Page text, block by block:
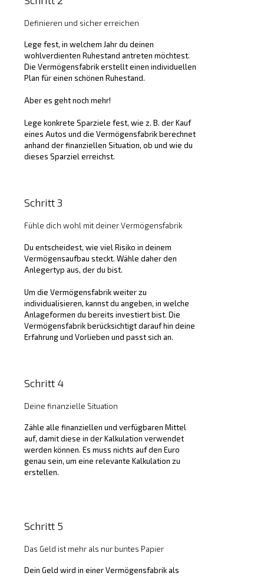
Definieren und sicher erreichen
Lege fest, in welchem Jahr du deinen
wohlverdienten Ruhestand antreten möchtest.
Die Vermögensfabrik erstellt einen individuellen
Plan für einen schönen Ruhestand.
Aber es geht noch mehr!
Lege konkrete Sparziele fest, wie z. B. der Kauf
eines Autos und die Vermögensfabrik berechnet
anhand der finanziellen Situation, ob und wie du
dieses Sparziel erreichst.
Schritt 3
Fühle dich wohl mit deiner Vermögensfabrik
Du entscheidest, wie viel Risiko in deinem
Vermögensaufbau steckt. Wähle daher den
Anlegertyp aus, der du bist.
Um die Vermögensfabrik weiter zu
individualisieren, kannst du angeben, in welche
Anlageformen du bereits investiert bist. Die
Vermögensfabrik berücksichtigt darauf hin deine
Erfahrung und Vorlieben und passt sich an.
Schritt 4
Deine finanzielle Situation
Zähle alle finanziellen und verfügbaren Mittel
auf, damit diese in der Kalkulation verwendet
werden können. Es muss nichts auf den Euro
genau sein, um eine relevante Kalkulation zu
erstellen.
Schritt 5
Das Geld ist mehr als nur buntes Papier
Dein Geld wird in einer Vermögensfabrik als